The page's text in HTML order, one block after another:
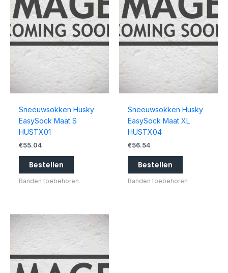
Sneeuwsokken Husky
EasySock Maat S
HUSTX01
€55.04
Bestellen
Banden toebehoren
Sneeuwsokken Husky
EasySock Maat XL
HUSTX04
€56.54
Bestellen
Banden toebehoren